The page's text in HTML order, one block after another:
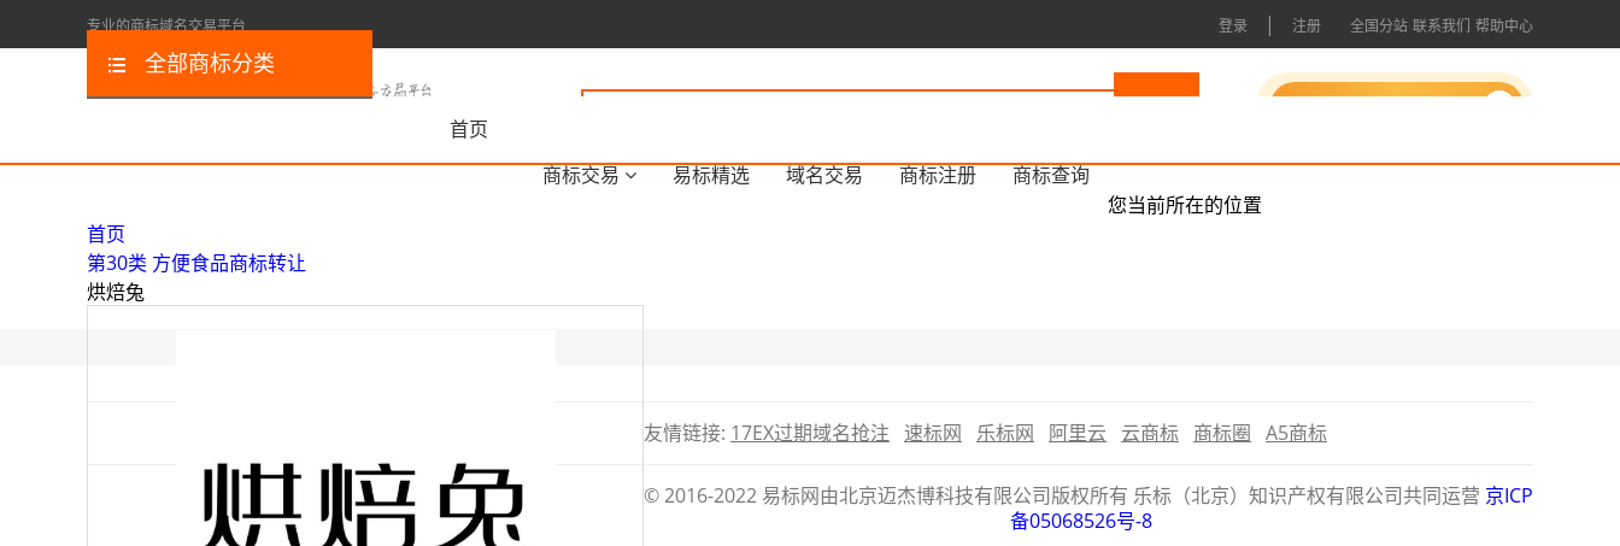
专业的商标域名交易平台 登录 | 注册 全国分站 联系我们 帮助中心
首页
商标交易
易标精选 域名交易 商标注册 商标查询
全部商标分类
您当前所在的位置
首页
第30类 方便食品商标转让
烘焙兔
友情链接: 17EX过期域名抢注 速标网 乐标网 阿里云 云商标 商标圈 A5商标
© 2016-2022 易标网由北京迈杰博科技有限公司版权所有 乐标（北京）知识产权有限公司共同运营 京ICP
备05068526号-8